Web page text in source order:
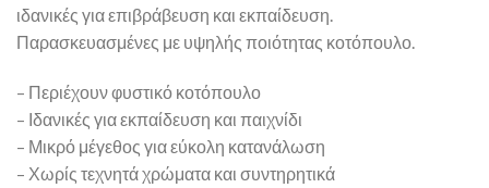
ιδανικές για επιβράβευση και εκπαίδευση.
Παρασκευασμένες με υψηλής ποιότητας κοτόπουλο.
– Περιέχουν φυστικό κοτόπουλο
– Ιδανικές για εκπαίδευση και παιχνίδι
– Μικρό μέγεθος για εύκολη κατανάλωση
– Χωρίς τεχνητά χρώματα και συντηρητικά